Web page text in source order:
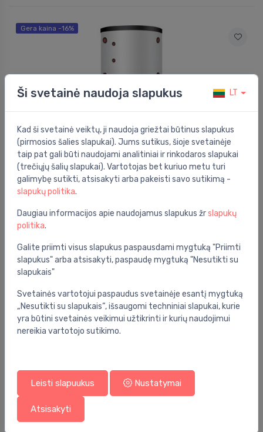
Gera kaina -16%
Akumuliacinės talpos
⬤Apšiltinta akumuliacinė talpa 500L, 3bar, PUFFER
VB tipo su kieta izoliacija
589.00 € 699.00 €
Gera kaina -20%
Apšiltinta akumuliacinė talpa PUFFER VC 1500L,
3bar
Ši svetainė naudoja slapukus LT
Kad ši svetainė veiktų, ji naudoja griežtai būtinus slapukus
(pirmosios šalies slapukai). Jums sutikus, šioje svetainėje
taip pat gali būti naudojami analitiniai ir rinkodaros slapukai
(trečiųjų šalių slapukai). Vartotojas bet kuriuo metu turi
galimybę sutikti, atsisakyti arba pakeisti savo sutikimą -
slapukų politika.
Daugiau informacijos apie naudojamus slapukus žrslapukų
politika.
Galite priimti visus slapukus paspausdami mygtuką "Priimti
slapukus" arba atsisakyti, paspaudę mygtuką "Nesutikti su
slapukais"
Svetainės vartotojui paspaudus svetainėje esantį mygtuką
„Nesutikti su slapukais“, išsaugomi techniniai slapukai, kurie
yra būtini svetainės veikimui užtikrinti ir kurių naudojimui
nereikia vartotojo sutikimo.
Leisti slapuukus Nustatymai
Atsisakyti